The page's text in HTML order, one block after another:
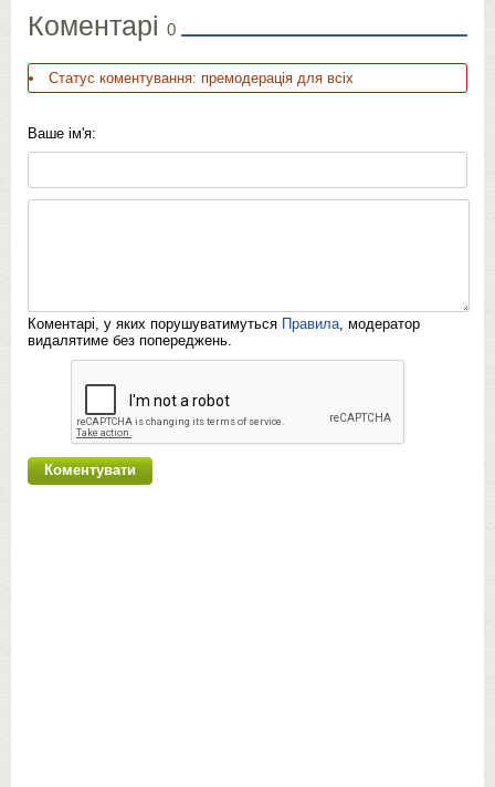
Коментарі 0
Статус коментування: премодерація для всіх
Ваше ім'я:
Коментарі, у яких порушуватимуться Правила , модератор
видалятиме без попереджень.